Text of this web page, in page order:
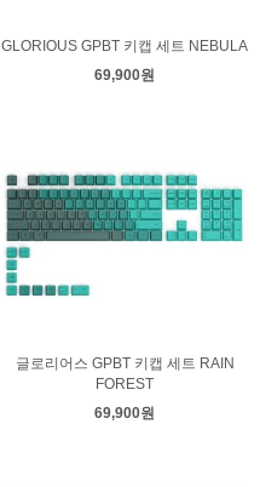
GLORIOUS GPBT 키캡 세트 NEBULA
69,900원
글로리어스 GPBT 키캡 세트 RAIN
FOREST
69,900원